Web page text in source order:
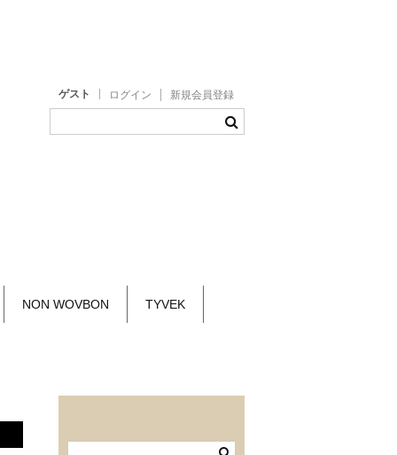
ゲスト ログイン 新規会員登録
NON WOVBON TYVEK